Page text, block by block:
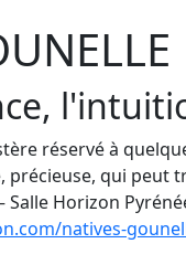
réservé à
précieuse, qui peut
Salle Horizon
natives-